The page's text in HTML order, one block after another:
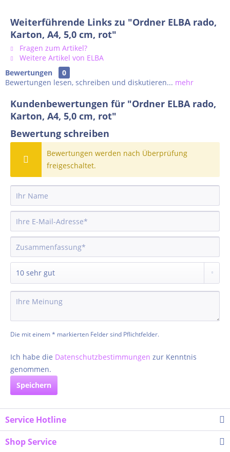
Weiterführende Links zu "Ordner ELBA rado,
Karton, A4, 5,0 cm, rot"
Fragen zum Artikel?
Weitere Artikel von ELBA
Bewertungen
0
Bewertungen lesen, schreiben und diskutieren... mehr
Kundenbewertungen für "Ordner ELBA rado,
Karton, A4, 5,0 cm, rot"
Bewertung schreiben
Bewertungen werden nach Überprüfung
freigeschaltet.
Die mit einem * markierten Felder sind Pflichtfelder.
Ich habe die Datenschutzbestimmungen zur Kenntnis
genommen.
Speichern
Service Hotline
Shop Service